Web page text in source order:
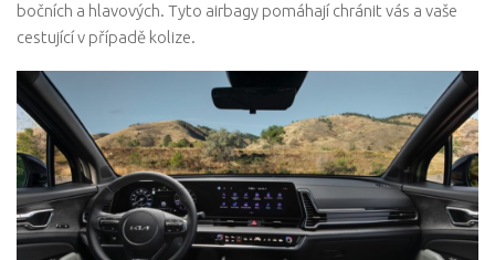
bočních a hlavových. Tyto airbagy pomáhají chránit vás a vaše
cestující v případě kolize.